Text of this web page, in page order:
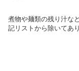
煮物や麺類の残り汁な
記リストから除いてあり